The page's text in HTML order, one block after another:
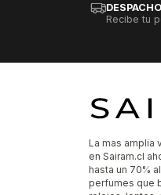
Recibe tu
La mas amplia
en Sairam.cl
hasta un 70%
perfumes que